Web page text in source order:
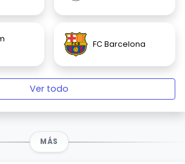
FC Barcelona
Ver todo
MÁS